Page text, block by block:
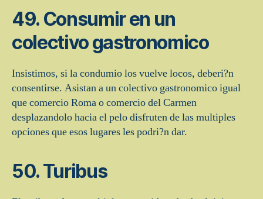
49. Consumir en un
colectivo gastronomico
Insistimos, si la condumio los vuelve locos, deberi?n
consentirse. Asistan a un colectivo gastronomico igual
que comercio Roma o comercio del Carmen
desplazandolo hacia el pelo disfruten de las multiples
opciones que esos lugares les podri?n dar.
50. Turibus